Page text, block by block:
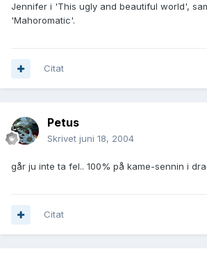
Jennifer i 'This ugly and beautiful world',
'Mahoromatic'.
Citat
Petus
Skrivet juni 18, 2004
går ju inte ta fel.. 100% på kame-sennin i
Citat